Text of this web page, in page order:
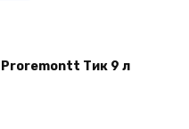
Тик 9 л